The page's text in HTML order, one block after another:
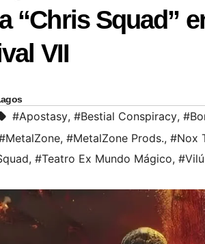
“Chris Squad”
VII
#Apostasy, #Bestial Conspiracy,
, #MetalZone Prods., #Nox
, #Teatro Ex Mundo Mágico, #Vilú